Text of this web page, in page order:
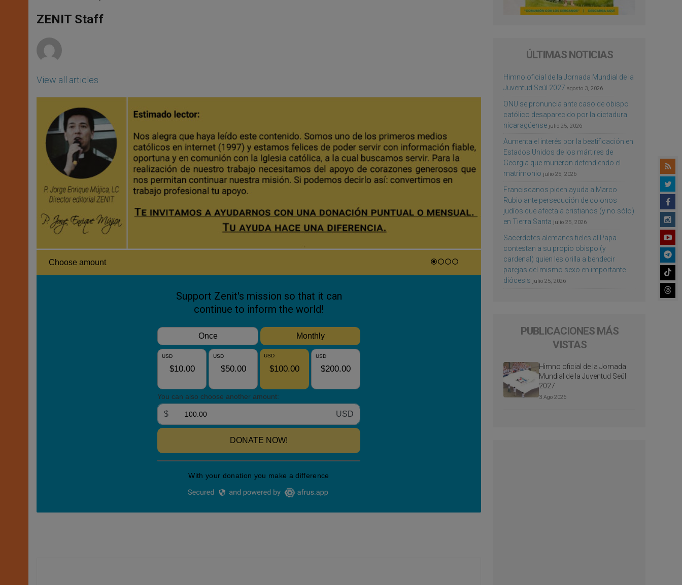
p
p
g
e
o
k
ZENIT Staff
View all articles
ÚLTIMAS NOTICIAS
Himno oficial de la Jornada Mundial de la
Juventud Seúl 2027 agosto 3, 2026
ONU se pronuncia ante caso de obispo
católico desaparecido por la dictadura
nicaragüense julio 25, 2026
Aumenta el interés por la beatificación en
Estados Unidos de los mártires de
Georgia que murieron defendiendo el
matrimonio julio 25, 2026
Franciscanos piden ayuda a Marco
Rubio ante persecución de colonos
judíos que afecta a cristianos (y no sólo)
en Tierra Santa julio 25, 2026
Sacerdotes alemanes fieles al Papa
contestan a su propio obispo (y
cardenal) quien les orilla a bendecir
parejas del mismo sexo en importante
diócesis julio 25, 2026
PUBLICACIONES MÁS
VISTAS
Himno oficial de la Jornada
Mundial de la Juventud Seúl
2027
3 Ago 2026